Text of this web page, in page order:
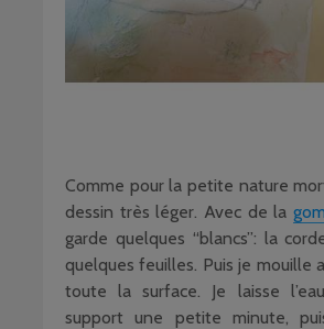
Comme pour la petite nature
dessin très léger. Avec de la
garde quelques “blancs”: la
quelques feuilles. Puis je mouille
toute la surface. Je laisse
support une petite minute,